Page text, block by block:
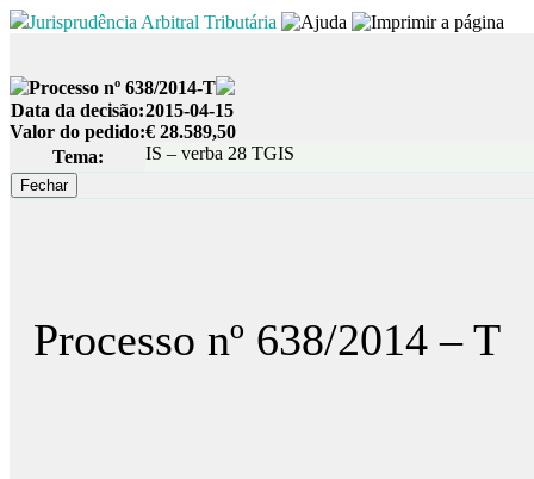
Jurisprudência Arbitral Tributária
Processo nº 638/2014-T
Data da decisão:2015-04-15
Valor do pedido:€ 28.589,50
Tema:
IS – verba 28 TGIS
Processo nº 638/2014 – T